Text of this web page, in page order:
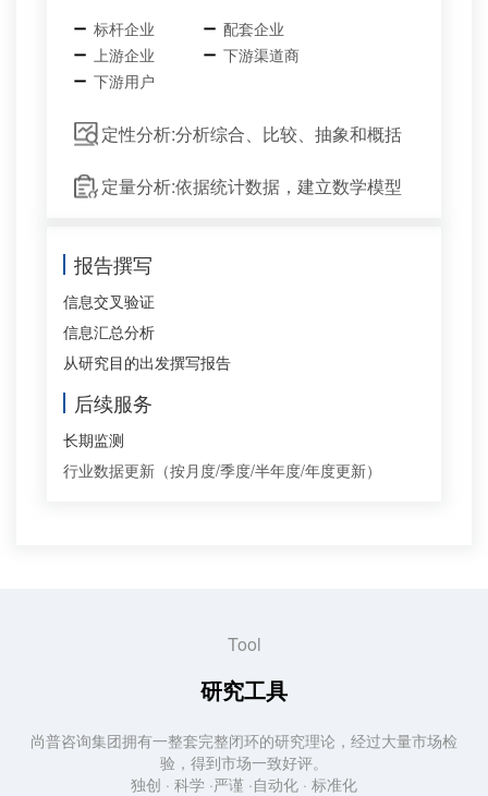
标杆企业
上游企业
下游用户
配套企业
下游渠道商
定性分析:分析综合、比较、抽象和概括
定量分析:依据统计数据，建立数学模型
报告撰写
信息交叉验证
信息汇总分析
从研究目的出发撰写报告
后续服务
长期监测
行业数据更新（按月度/季度/半年度/年度更新）
Tool
研究工具
尚普咨询集团拥有一整套完整闭环的研究理论，经过大量市场检
验，得到市场一致好评。
独创 · 科学 ·严谨 ·自动化 · 标准化